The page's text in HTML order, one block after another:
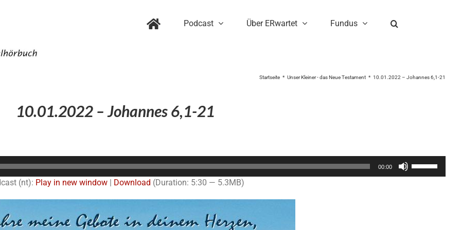
Podcast Über ERwartet Fundus
Startseite Unser Kleiner - das Neue Testament 10.01.2022 – Johannes 6,1-21
10.01.2022 – Johannes 6,1-21
00:00
(nt): Play in new window| Download (Duration: 5:30 — 5.3MB)